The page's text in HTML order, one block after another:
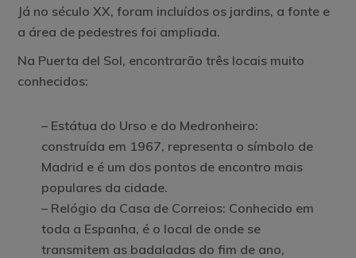
Já no século XX, foram incluídos os jardins, a fonte e
a área de pedestres foi ampliada.
Na Puerta del Sol, encontrarão três locais muito
conhecidos:
– Estátua do Urso e do Medronheiro:
construída em 1967, representa o símbolo de
Madrid e é um dos pontos de encontro mais
populares da cidade.
– Relógio da Casa de Correios: Conhecido em
toda a Espanha, é o local de onde se
transmitem as badaladas do fim de ano,